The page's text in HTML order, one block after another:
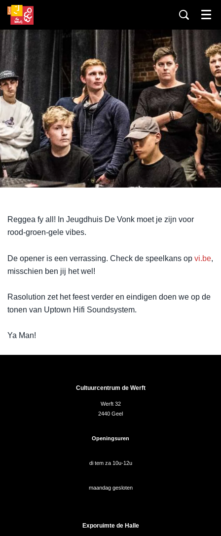
Menu
Reggea fy all! In Jeugdhuis De Vonk moet je zijn voor
rood-groen-gele vibes.
De opener is een verrassing. Check de speelkans op vi.be,
misschien ben jij het wel!
Rasolution zet het feest verder en eindigen doen we op de
tonen van Uptown Hifi Soundsystem.
Ya Man!
Cultuurcentrum de Werft
Werft 32
2440 Geel
Openingsuren
di tem za 10u-12u
maandag gesloten
Exporuimte de Halle